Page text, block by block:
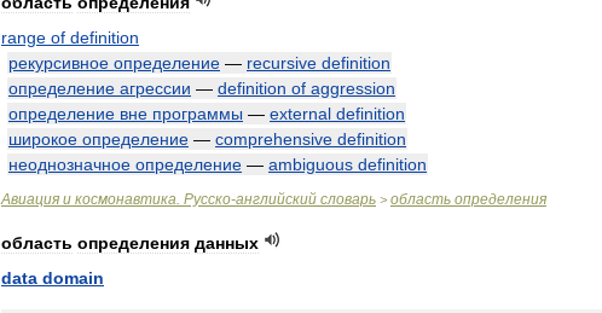
range of definition
рекурсивное определение — recursive definition
определение агрессии — definition of aggression
определение вне программы — external definition
широкое определение — comprehensive definition
неоднозначное определение — ambiguous definition
Авиация и космонавтика. Русско-английский словарь > область определения
область определения данных
data domain